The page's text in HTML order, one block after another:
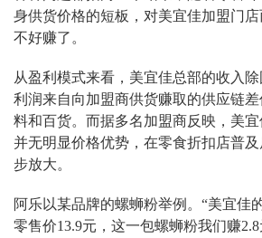
身供货价格的短板，对美宜佳加盟门
不好赚了。
从盈利模式来看，美宜佳总部的收入
利润来自向加盟商供货赚取的供应链
料和百货。而据多名加盟商反映，美
并无明显价格优势，在零食折扣店普
步放大。
阿乐以某品牌的螺蛳粉举例。“美宜佳
零售价13.9元，这一包螺蛳粉我们赚